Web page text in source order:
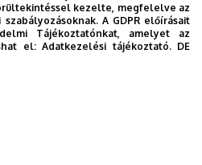
Díszudvarán. A Multimédia
Központ a youtube-on
AZ ÖSSZES ESEMÉNYRE
kezelte, megfelelve az
A GDPR előírásait
Tájékoztatónkat, amelyet az
el:Adatkezelési tájékoztató. DE